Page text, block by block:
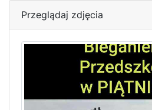
Przeglądaj zdjęcia